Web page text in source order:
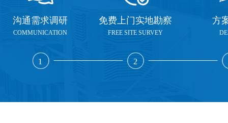
沟通需求调研
COMMUNICATION
1
免费上门实地勘察
FREE SITE SURVEY
2
方